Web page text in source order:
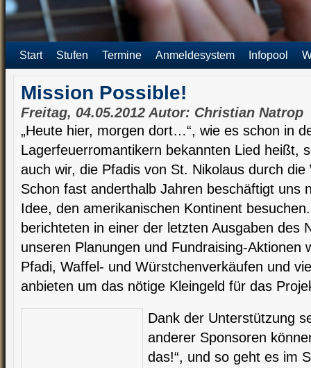
Start Stufen Termine Anmeldesystem Infopool
Mission Possible!
Freitag, 04.05.2012 Autor: Christian Natrop
„Heute hier, morgen dort…“, wie es schon in
Lagerfeuerromantikern bekannten Lied heißt,
auch wir, die Pfadis von St. Nikolaus durch die
Schon fast anderthalb Jahren beschäftigt uns
Idee, den amerikanischen Kontinent
berichteten in einer der letzten Ausgaben des
unseren Planungen und Fundraising-Aktionen
Pfadi, Waffel- und Würstchenverkäufen und
anbieten um das nötige Kleingeld für das
Dank der Unterstützung
anderer Sponsoren
das!“, und so geht es im